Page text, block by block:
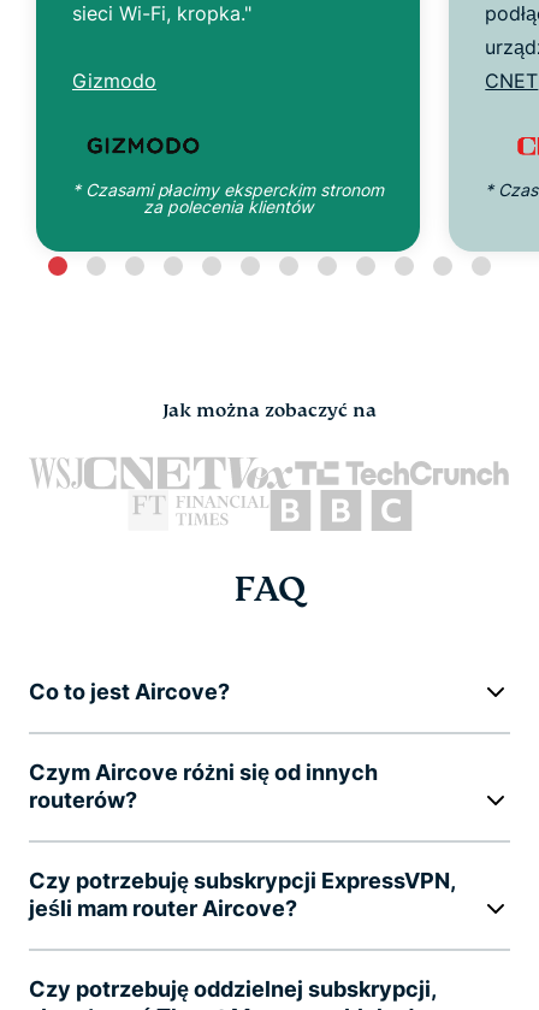
sieci Wi-Fi, kropka."
Gizmodo
* Czasami płacimy eksperckim stronom
za polecenia klientów
CNET
*
Jak można zobaczyć na
FAQ
Co to jest Aircove?
Czym Aircove różni się od innych
routerów?
Czy potrzebuję subskrypcji ExpressVPN,
jeśli mam router Aircove?
Czy potrzebuję oddzielnej subskrypcji,